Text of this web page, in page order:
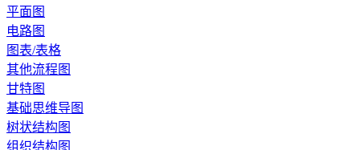
平面图
电路图
图表/表格
其他流程图
甘特图
基础思维导图
树状结构图
组织结构图